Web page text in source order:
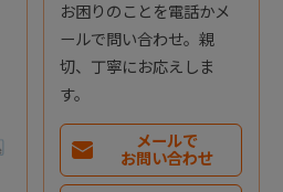
お困りのことを電話かメ
ールで問い合わせ。親
切、丁寧にお応えしま
す。
メールで
お問い合わせ